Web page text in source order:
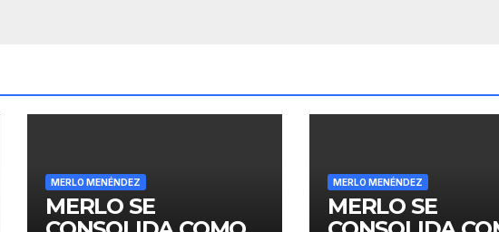
MERLO MENÉNDEZ
MERLO SE
MERLO MENÉNDEZ
MERLO SE